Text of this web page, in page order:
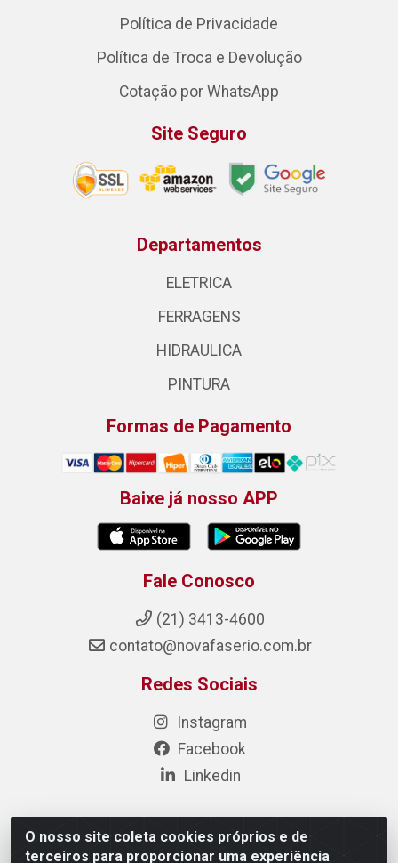
O nosso site coleta cookies próprios e de
terceiros para proporcionar uma experiência
Política de Privacidade
Política de Troca e Devolução
Cotação por WhatsApp
Site Seguro
Departamentos
ELETRICA
FERRAGENS
HIDRAULICA
PINTURA
Formas de Pagamento
Baixe já nosso APP
Fale Conosco
(21) 3413-4600
contato@novafaserio.com.br
Redes Sociais
Instagram
Facebook
Linkedin
Nova Fase Materiais Elétricos e Hidráulicos - Estr. de